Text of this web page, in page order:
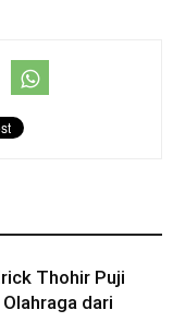
Thohir Puji
dari